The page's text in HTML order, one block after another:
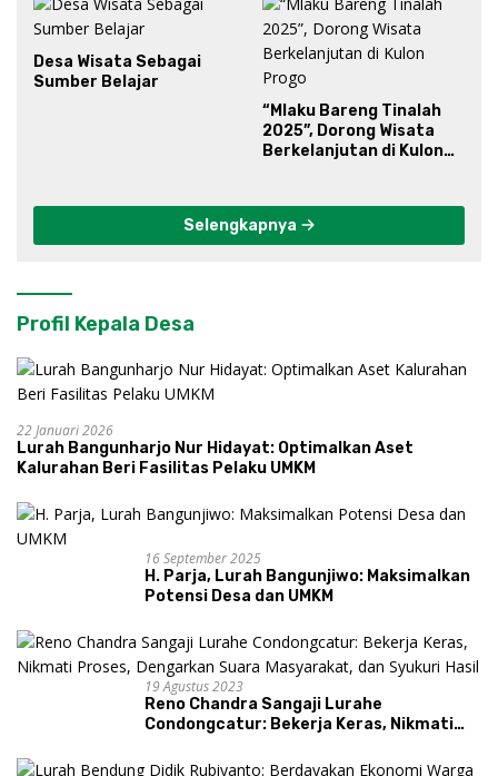
Desa Wisata Sebagai
Sumber Belajar
“Mlaku Bareng Tinalah
2025”, Dorong Wisata
Berkelanjutan di Kulon
Selengkapnya
Profil Kepala Desa
22 Januari 2026
Lurah Bangunharjo Nur Hidayat: Optimalkan Aset
Kalurahan Beri Fasilitas Pelaku UMKM
16 September 2025
H. Parja, Lurah Bangunjiwo: Maksimalkan
Potensi Desa dan UMKM
19 Agustus 2023
Reno Chandra Sangaji Lurahe
Condongcatur: Bekerja Keras, Nikmati
dan Syukuri Hasil